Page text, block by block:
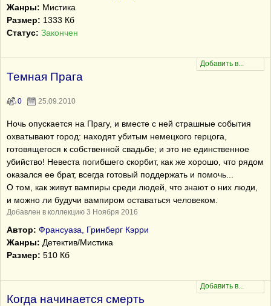
Жанры: Мистика
Размер: 1333 Кб
Статус: Закончен
Темная Прага
0 25.09.2010
Ночь опускается на Прагу, и вместе с ней страшные события
охватывают город: находят убитым немецкого герцога,
готовящегося к собственной свадьбе; и это не единственное
убийство! Невеста погибшего скорбит, как же хорошо, что рядом
оказался ее брат, всегда готовый поддержать и помочь...
О том, как живут вампиры среди людей, что знают о них люди,
и можно ли будучи вампиром оставаться человеком.
Добавлен в коллекцию 3 Ноября 2016
Автор: Франсуаза, Гринберг Кэрри
Жанры: Детектив/Мистика
Размер: 510 Кб
Когда начинается смерть